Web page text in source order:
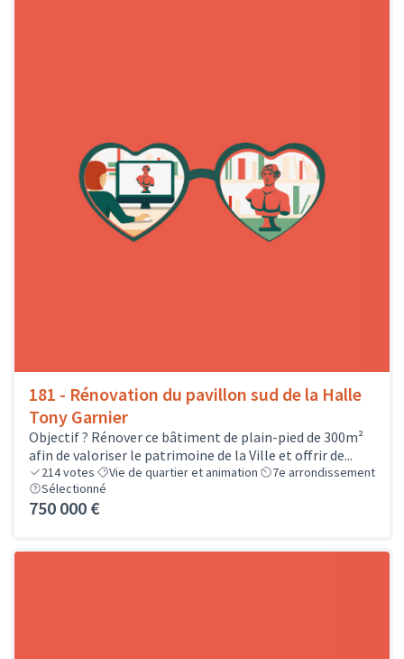
181 - Rénovation du pavillon sud de la Halle
Tony Garnier
Objectif ? Rénover ce bâtiment de plain-pied de 300m²
afin de valoriser le patrimoine de la Ville et offrir de...
214votes Vie de quartier et animation
7e arrondissement
Sélectionné
750 000 €